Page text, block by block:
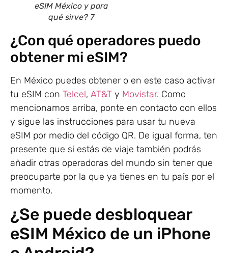
eSIM México y para
qué sirve? 7
¿Con qué operadores puedo
obtener mi eSIM?
En México puedes obtener o en este caso activar
tu eSIM con Telcel, AT&T y Movistar. Como
mencionamos arriba, ponte en contacto con ellos
y sigue las instrucciones para usar tu nueva
eSIM por medio del código QR. De igual forma, ten
presente que si estás de viaje también podrás
añadir otras operadoras del mundo sin tener que
preocuparte por la que ya tienes en tu país por el
momento.
¿Se puede desbloquear
eSIM México de un iPhone